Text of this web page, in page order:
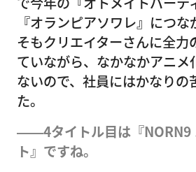
『オランピアソワレ』につ
そもクリエイターさんに全力
ていながら、なかなかアニメ
ないので、社員にはかなりの
た。
――4タイトル目は『NORN9
ト』ですね。